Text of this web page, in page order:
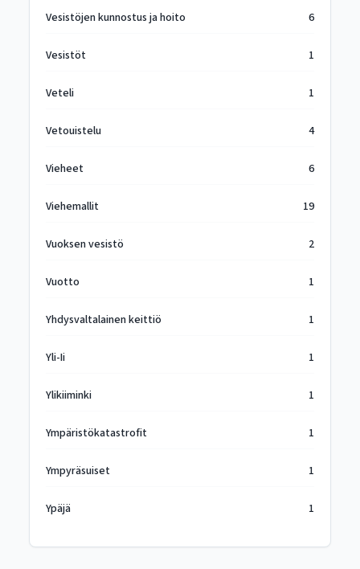
Vesistöjen kunnostus ja hoito 6
Vesistöt 1
Veteli 1
Vetouistelu 4
Vieheet 6
Viehemallit 19
Vuoksen vesistö 2
Vuotto 1
Yhdysvaltalainen keittiö 1
Yli-Ii 1
Ylikiiminki 1
Ympäristökatastrofit 1
Ympyräsuiset 1
Ypäjä 1